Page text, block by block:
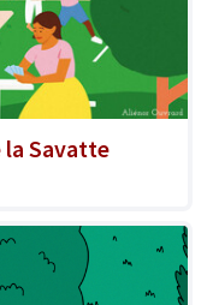
la Savatte